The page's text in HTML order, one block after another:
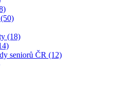
(50)
(18)
seniorů ČR (12)